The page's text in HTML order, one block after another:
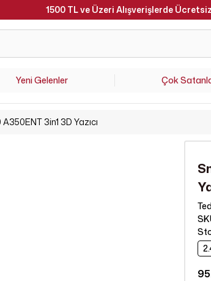
Hafta İçi Saat 15.00'a Kadar Verilen Siparişler
Yeni Gelenler Çok
3in1 3D Yazıcı